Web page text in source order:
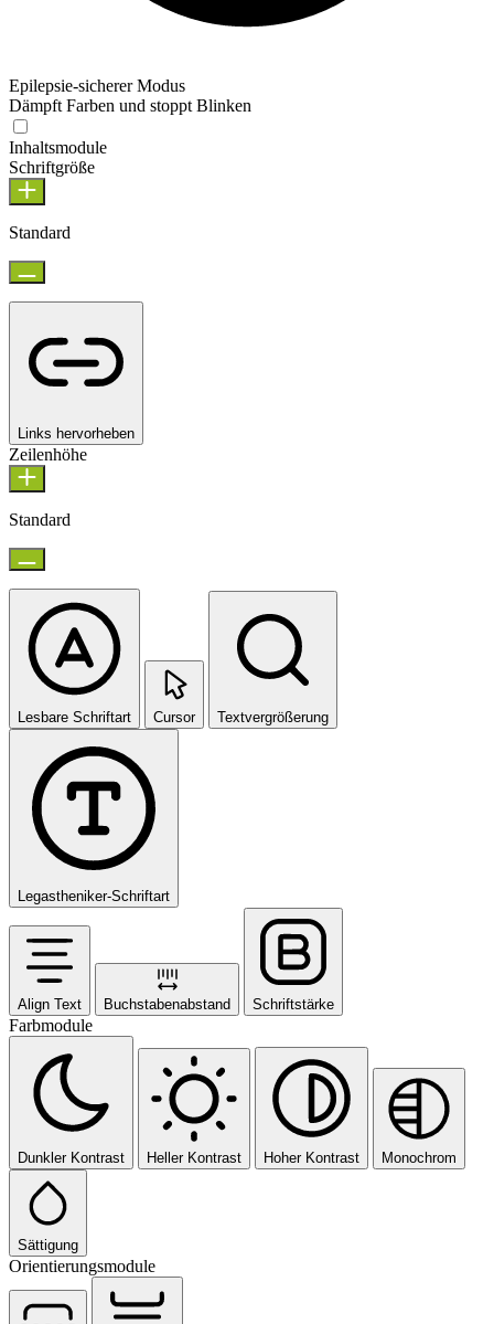
Epilepsie-sicherer Modus
Dämpft Farben und stoppt Blinken
Inhaltsmodule
Schriftgröße
Standard
Links hervorheben
Zeilenhöhe
Standard
Lesbare Schriftart Cursor Textvergrößerung
Legastheniker-Schriftart
Align Text Buchstabenabstand Schriftstärke
Farbmodule
Dunkler Kontrast Heller Kontrast Hoher Kontrast Monochrom
Sättigung
Orientierungsmodule